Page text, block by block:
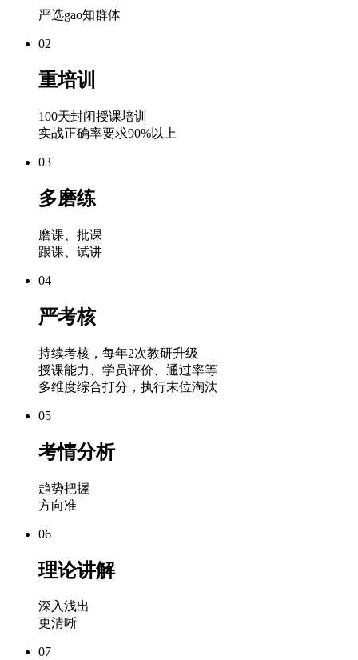
严选gao知群体
02
重培训
100天封闭授课培训
实战正确率要求90%以上
03
多磨练
磨课、批课
跟课、试讲
04
严考核
持续考核，每年2次教研升级
授课能力、学员评价、通过率等
多维度综合打分，执行末位淘汰
05
考情分析
趋势把握
方向准
06
理论讲解
深入浅出
更清晰
07